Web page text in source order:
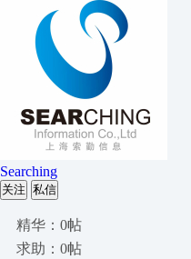
Searching
关注 私信
精华：0帖
求助：0帖